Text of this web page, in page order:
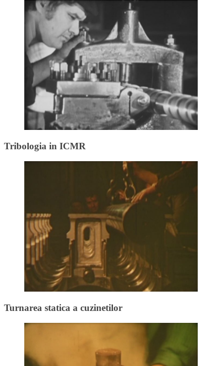
Tribologia in ICMR
Turnarea statica a cuzinetilor